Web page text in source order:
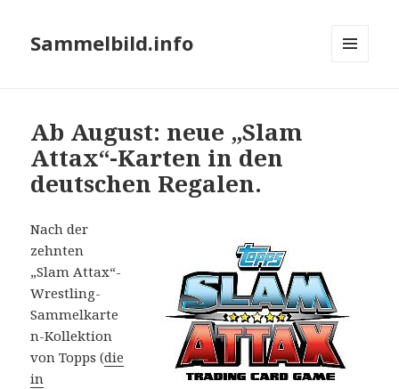
Sammelbild.info
Ab August: neue „Slam
Attax“-Karten in den
deutschen Regalen.
Nach der
zehnten
„Slam Attax“-
Wrestling-
Sammelkarte
n-Kollektion
von Topps (die
in